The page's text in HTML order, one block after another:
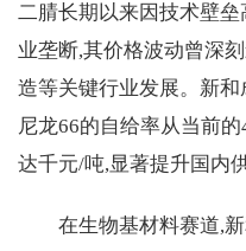
二腈长期以来因技术壁
业垄断,其价格波动曾深
造等关键行业发展。新
尼龙66的自给率从当前
达千元/吨,显著提升国内
在生物基材料赛道,